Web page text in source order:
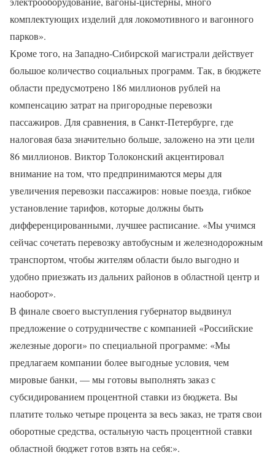
комплектующих изделий для локомотивного и вагонного
парков».
Кроме того, на Западно-Сибирской магистрали действует
большое количество социальных программ. Так, в бюджете
области предусмотрено 186 миллионов рублей на
компенсацию затрат на пригородные перевозки
пассажиров. Для сравнения, в Санкт-Петербурге, где
налоговая база значительно больше, заложено на эти цели
86 миллионов. Виктор Толоконский акцентировал
внимание на том, что предпринимаются меры для
увеличения перевозки пассажиров: новые поезда, гибкое
установление тарифов, которые должны быть
дифференцированными, лучшее расписание. «Мы учимся
сейчас сочетать перевозку автобусным и железнодорожным
транспортом, чтобы жителям области было выгодно и
удобно приезжать из дальних районов в областной центр и
наоборот».
В финале своего выступления губернатор выдвинул
предложение о сотрудничестве с компанией «Российские
железные дороги» по специальной программе: «Мы
предлагаем компании более выгодные условия, чем
мировые банки, — мы готовы выполнять заказ с
субсидированием процентной ставки из бюджета. Вы
платите только четыре процента за весь заказ, не тратя свои
оборотные средства, остальную часть процентной ставки
областной бюджет готов взять на себя:».